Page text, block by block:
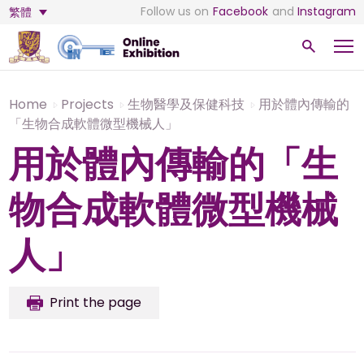
繁體 Follow us on Facebook and Instagram
Home Projects 生物醫學及保健科技
用於體內傳輸的
「生物合成軟體微型機械人」
用於體內傳輸的「生
物合成軟體微型機械
人」
Print the page